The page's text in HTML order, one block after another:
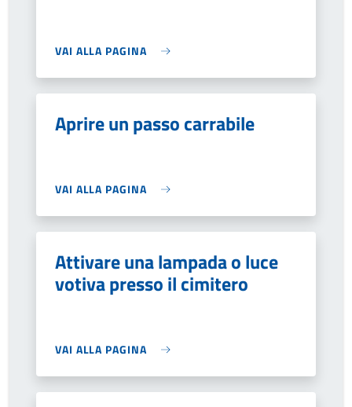
VAI ALLA PAGINA
Aprire un passo carrabile
VAI ALLA PAGINA
Attivare una lampada o luce
votiva presso il cimitero
VAI ALLA PAGINA